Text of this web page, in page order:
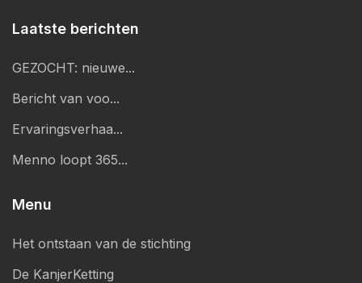
Laatste berichten
GEZOCHT: nieuwe...
Bericht van voo...
Ervaringsverhaa...
Menno loopt 365...
Menu
Het ontstaan van de stichting
De KanjerKetting